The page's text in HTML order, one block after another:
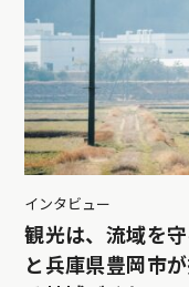
インタビュー
観光は、流域を
と兵庫県豊岡市